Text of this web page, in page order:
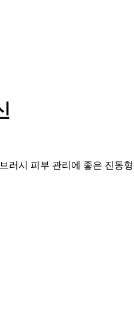
러시 피부 관리에 좋은 진동